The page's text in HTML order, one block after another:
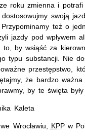
roku zmienna i
swoją
też o
jazdy pod wpływem
to, by wsiąść za
typu substancji. Nie
przestępstwo,
że bardzo
by te święta
Kaleta
we Wrocławiu, KPPw